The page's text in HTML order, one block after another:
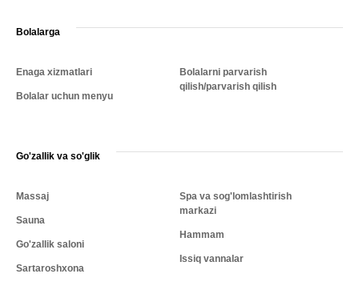
Bolalarga
Enaga xizmatlari
Bolalar uchun menyu
Bolalarni parvarish
qilish/parvarish qilish
Go'zallik va so'glik
Massaj
Sauna
Go'zallik saloni
Sartaroshxona
Spa va sog'lomlashtirish
markazi
Hammam
Issiq vannalar